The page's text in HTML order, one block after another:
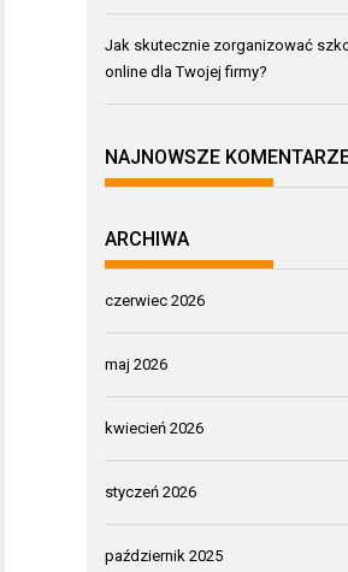
Jak skutecznie zorganizować
online dla Twojej firmy?
NAJNOWSZE
ARCHIWA
czerwiec 2026
maj 2026
kwiecień 2026
styczeń 2026
październik 2025